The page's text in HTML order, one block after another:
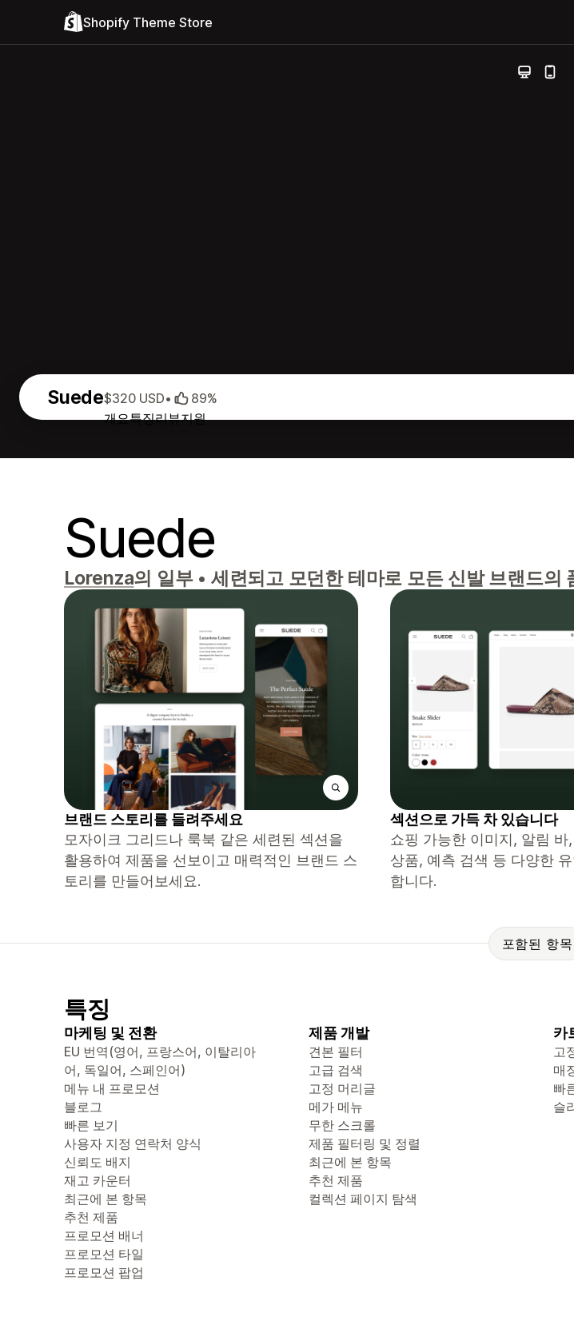
Shopify Theme Store
Suede
개요특징리뷰지원
$320 USD• 89%
Suede
Lorenza의 일부 • 세련되고 모던한 테마로 모든 신발 브랜드의
브랜드 스토리를 들려주세요
모자이크 그리드나 룩북 같은 세련된 섹션을
활용하여 제품을 선보이고 매력적인 브랜드 스
토리를 만들어보세요.
섹션으로 가득 차 있습니다
쇼핑 가능한 이미지, 알림 바
상품, 예측 검색 등 다양한
합니다.
포함된 항목
특징
마케팅 및 전환
EU 번역(영어, 프랑스어, 이탈리아
어, 독일어, 스페인어)
메뉴 내 프로모션
블로그
빠른 보기
사용자 지정 연락처 양식
신뢰도 배지
재고 카운터
최근에 본 항목
추천 제품
프로모션 배너
프로모션 타일
프로모션 팝업
제품 개발
견본 필터
고급 검색
고정 머리글
메가 메뉴
무한 스크롤
제품 필터링 및 정렬
최근에 본 항목
추천 제품
컬렉션 페이지 탐색
카
고
매
빠
슬